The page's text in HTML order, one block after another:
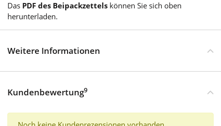
Das PDF des Beipackzettels können Sie sich oben
herunterladen.
Weitere Informationen
Kundenbewertung9